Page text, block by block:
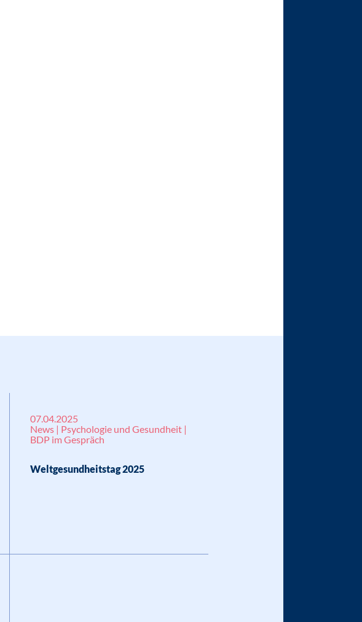
07.04.2025
News | Psychologie und Gesundheit |
BDP im Gespräch
Weltgesundheitstag 2025